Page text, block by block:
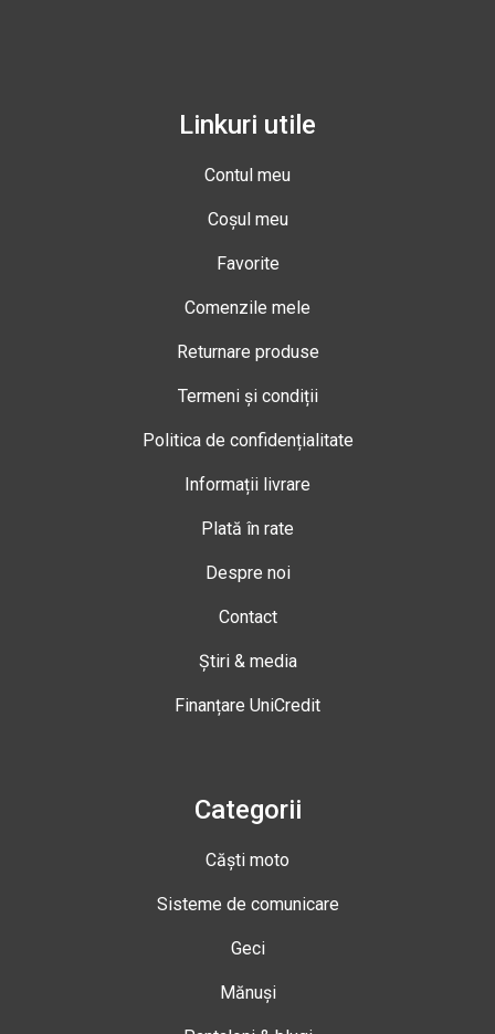
Linkuri utile
Contul meu
Coșul meu
Favorite
Comenzile mele
Returnare produse
Termeni și condiții
Politica de confidențialitate
Informații livrare
Plată în rate
Despre noi
Contact
Știri & media
Finanțare UniCredit
Categorii
Căști moto
Sisteme de comunicare
Geci
Mănuși